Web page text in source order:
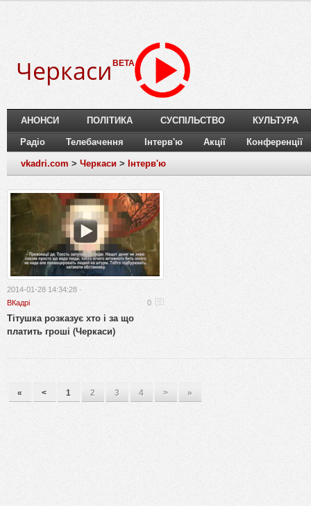
Черкаси BETA
АНОНСИ ПОЛІТИКА СУСПІЛЬСТВО КУЛЬТУРА
Радіо Телебачення Інтерв'ю Акції Конференції
vkadri.com > Черкаси > Інтерв'ю
2014-01-28 14:34:28 ·
ВКадрі
0
Тітушка розказує хто і за що
платить гроші (Черкаси)
« < 1 2 3 4 > »